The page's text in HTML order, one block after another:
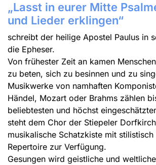
„Lasst in eurer Mitte
und Lieder erklingen“
schreibt der heilige Apostel Paulus in
die Epheser.
Von frühester Zeit an kamen
zu beten, sich zu besinnen und zu
Musikwerke von namhaften
Händel, Mozart oder Brahms zählen
beliebtesten und höchst
steht dem Chor der Stiepeler
musikalische Schatzkiste mit
Repertoire zur Verfügung.
Gesungen wird geistliche und